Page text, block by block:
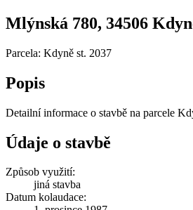
Mlýnská 780, 34506
Parcela: Kdyně st. 2037
Popis
Detailní informace o stavbě na parcele
Údaje o stavbě
Způsob využití:
jiná stavba
Datum kolaudace: